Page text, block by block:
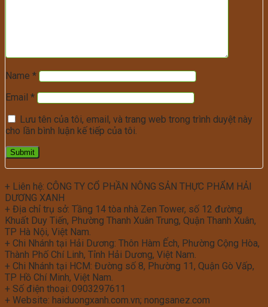
Name *
Email *
Lưu tên của tôi, email, và trang web trong trình duyệt này
cho lần bình luận kế tiếp của tôi.
+ Liên hệ: CÔNG TY CỔ PHẦN NÔNG SẢN THỰC PHẨM HẢI
DƯƠNG XANH
+ Địa chỉ trụ sở: Tầng 14 tòa nhà Zen Tower, số 12 đường
Khuất Duy Tiến, Phường Thanh Xuân Trung, Quận Thanh Xuân,
TP Hà Nội, Việt Nam.
+ Chi Nhánh tại Hải Dương: Thôn Hàm Ếch, Phường Cộng Hòa,
Thành Phố Chí Linh, Tỉnh Hải Dương, Việt Nam.
+ Chi Nhánh tại HCM: Đường số 8, Phường 11, Quận Gò Vấp,
TP Hồ Chí Minh, Việt Nam.
+ Số điện thoại: 0903297611
+ Website: haiduongxanh.com.vn; nongsanez.com